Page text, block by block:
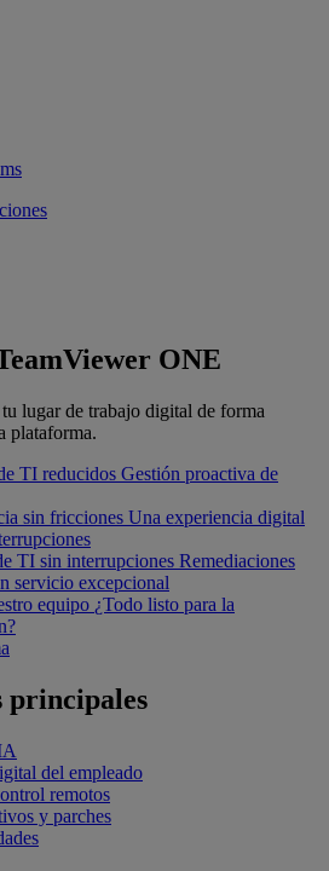
ONE
lugar de trabajo digital de forma
plataforma.
TI reducidos Gestión proactiva de
sin fricciones Una experiencia digital
TI sin interrupciones Remediaciones
servicio excepcional
equipo ¿Todo listo para la
principales
del empleado
remotos
y parches